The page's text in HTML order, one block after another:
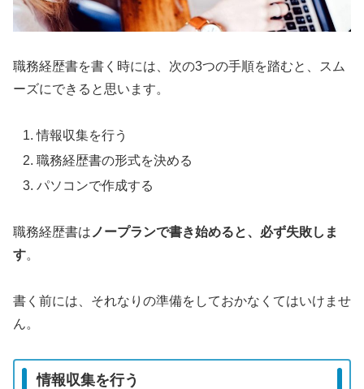
職務経歴書を書く時には、次の3つの手順を踏むと、スム
ーズにできると思います。
情報収集を行う
職務経歴書の形式を決める
パソコンで作成する
職務経歴書は ノープランで書き始めると、必ず失敗しま
す。
書く前には、それなりの準備をしておかなくてはいけませ
ん。
情報収集を行う